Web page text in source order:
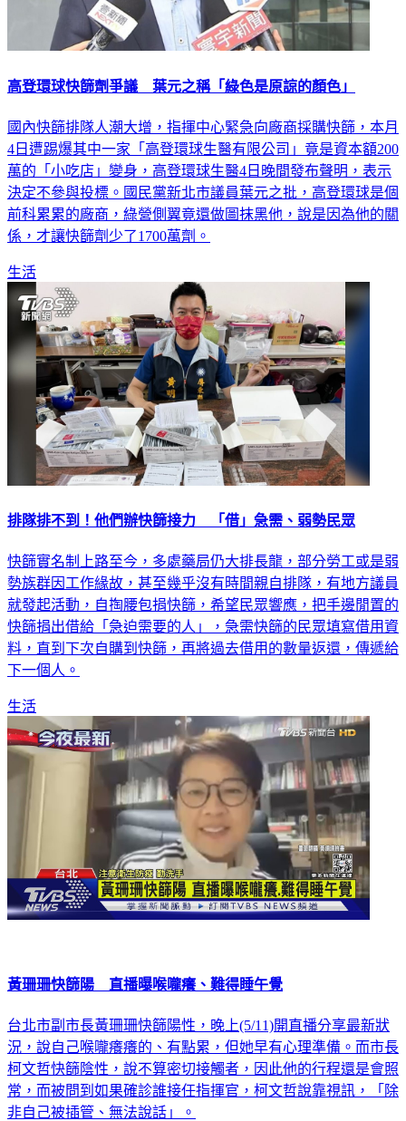
高登環球快篩劑爭議 葉元之稱「綠色是原諒的顏色」
國內快篩排隊人潮大增，指揮中心緊急向廠商採購快篩，本月
4日遭踢爆其中一家「高登環球生醫有限公司」竟是資本額200
萬的「小吃店」變身，高登環球生醫4日晚間發布聲明，表示
決定不參與投標。國民黨新北市議員葉元之批，高登環球是個
前科累累的廠商，綠營側翼竟還做圖抹黑他，說是因為他的關
係，才讓快篩劑少了1700萬劑。
生活
排隊排不到！他們辦快篩接力 「借」急需、弱勢民眾
快篩實名制上路至今，多處藥局仍大排長龍，部分勞工或是弱
勢族群因工作緣故，甚至幾乎沒有時間親自排隊，有地方議員
就發起活動，自掏腰包捐快篩，希望民眾響應，把手邊閒置的
快篩捐出借給「急迫需要的人」，急需快篩的民眾填寫借用資
料，直到下次自購到快篩，再將過去借用的數量返還，傳遞給
下一個人。
生活
黃珊珊快篩陽 直播曝喉嚨癢、難得睡午覺
台北市副市長黃珊珊快篩陽性，晚上(5/11)開直播分享最新狀
況，說自己喉嚨癢癢的、有點累，但她早有心理準備。而市長
柯文哲快篩陰性，說不算密切接觸者，因此他的行程還是會照
常，而被問到如果確診誰接任指揮官，柯文哲說靠視訊，「除
非自己被插管、無法說話」。